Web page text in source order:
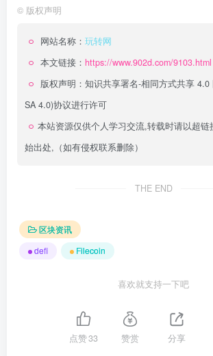
© 版权声明
网站名称： 玩转网
本文链接： https://www.902d.com/9103.html
版权声明： 知识共享署名-相同方式共享 4.0
SA 4.0)协议进行许可
本站资源仅供个人学习交流,转载时请以超
始出处,（如有侵权联系删除）
THE END
区块资讯
defi
Filecoin
喜欢就支持一下吧
点赞33 赞赏 分享